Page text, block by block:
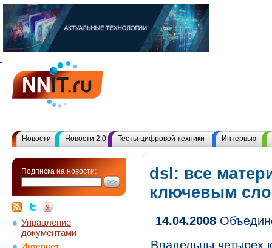
Новости Новости 2.0 Тесты цифровой техники Интервью
Подписка на новости:
Управление
документами
dsl: все
ключевым
14.04.2008
Владельцы четырех